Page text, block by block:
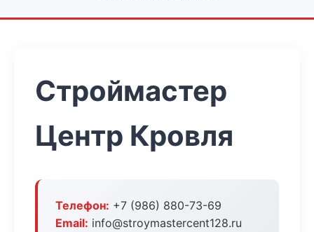
Строймастер
Центр Кровля
Телефон: +7 (986) 880-73-69
Email: info@stroymastercent128.ru